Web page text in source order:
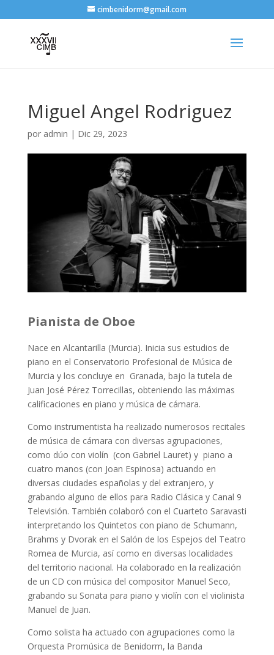
cimbenidorm@gmail.com
Miguel Angel Rodriguez
por admin | Dic 29, 2023
Pianista de Oboe
Nace en Alcantarilla (Murcia). Inicia sus estudios de
piano en el Conservatorio Profesional de Música de
Murcia y los concluye en Granada, bajo la tutela de
Juan José Pérez Torrecillas, obteniendo las máximas
calificaciones en piano y música de cámara.
Como instrumentista ha realizado numerosos recitales
de música de cámara con diversas agrupaciones,
como dúo con violín (con Gabriel Lauret) y piano a
cuatro manos (con Joan Espinosa) actuando en
diversas ciudades españolas y del extranjero, y
grabando alguno de ellos para Radio Clásica y Canal 9
Televisión. También colaboró con el Cuarteto Saravasti
interpretando los Quintetos con piano de Schumann,
Brahms y Dvorak en el Salón de los Espejos del Teatro
Romea de Murcia, así como en diversas localidades
del territorio nacional. Ha colaborado en la realización
de un CD con música del compositor Manuel Seco,
grabando su Sonata para piano y violín con el violinista
Manuel de Juan.
Como solista ha actuado con agrupaciones como la
Orquesta Promúsica de Benidorm, la Banda